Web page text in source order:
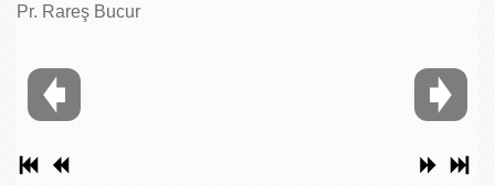
Pr. Rareş Bucur